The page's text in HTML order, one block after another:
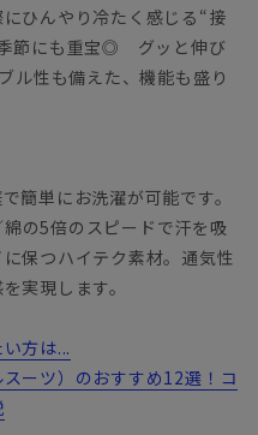
ひんやり冷たく感じる“接
節にも重宝◎ グッと伸び
ル性も備えた、機能も盛り
簡単にお洗濯が可能です。
の5倍のスピードで汗を吸
保つハイテク素材。通気性
実現します。
方は...
ーツ）のおすすめ12選！コ